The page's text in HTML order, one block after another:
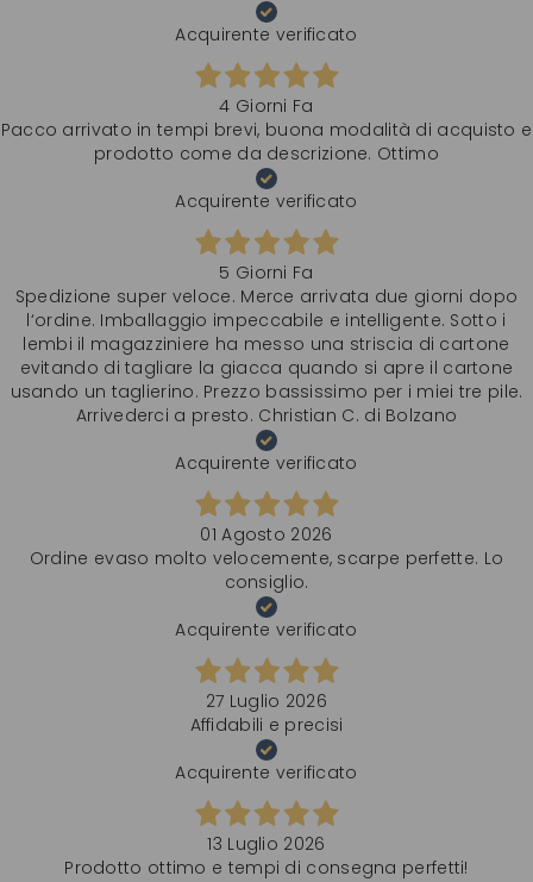
Acquirente verificato
4 Giorni Fa
Pacco arrivato in tempi brevi, buona modalità di acquisto e
prodotto come da descrizione. Ottimo
Acquirente verificato
5 Giorni Fa
Spedizione super veloce. Merce arrivata due giorni dopo
l‘ordine. Imballaggio impeccabile e intelligente. Sotto i
lembi il magazziniere ha messo una striscia di cartone
evitando di tagliare la giacca quando si apre il cartone
usando un taglierino. Prezzo bassissimo per i miei tre pile.
Arrivederci a presto. Christian C. di Bolzano
Acquirente verificato
01 Agosto 2026
Ordine evaso molto velocemente, scarpe perfette. Lo
consiglio.
Acquirente verificato
27 Luglio 2026
Affidabili e precisi
Acquirente verificato
13 Luglio 2026
Prodotto ottimo e tempi di consegna perfetti!